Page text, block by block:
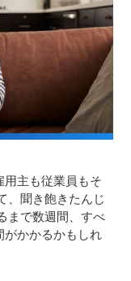
用主も従業員もそ
、聞き飽きたんじ
まで数週間、すべ
がかかるかもしれ